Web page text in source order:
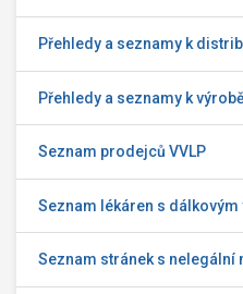
Přehledy a seznamy k
Přehledy a seznamy k
Seznam prodejců VVLP
Seznam lékáren s dálkovým
Seznam stránek s nelegální